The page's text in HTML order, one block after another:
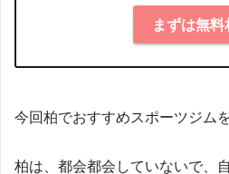
まずは無料
今回柏でおすすめスポーツジム
柏は、都会都会していないで、